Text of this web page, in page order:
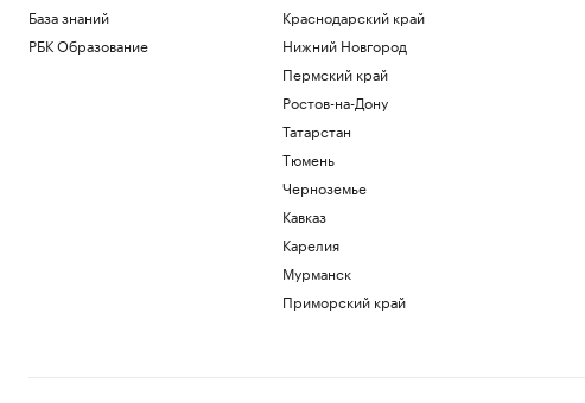
Загрузить еще
База знаний
РБК Образование
Краснодарский край
Нижний Новгород
Пермский край
Ростов-на-Дону
Татарстан
Тюмень
Черноземье
Кавказ
Карелия
Мурманск
Приморский край